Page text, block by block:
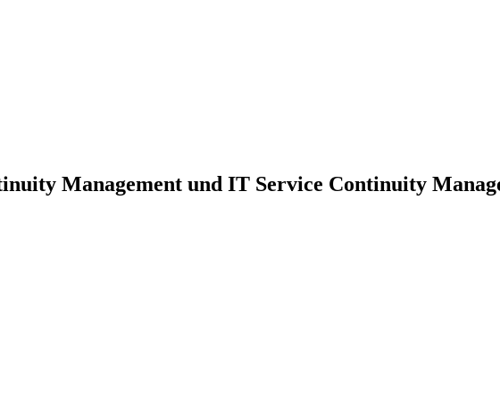
Management und IT Service Continuity